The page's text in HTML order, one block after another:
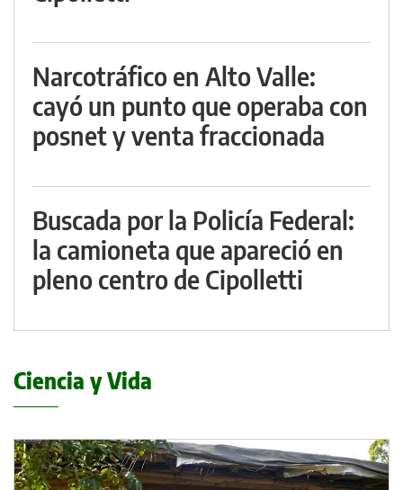
Narcotráfico en Alto Valle:
cayó un punto que operaba con
posnet y venta fraccionada
Buscada por la Policía Federal:
la camioneta que apareció en
pleno centro de Cipolletti
Ciencia y Vida